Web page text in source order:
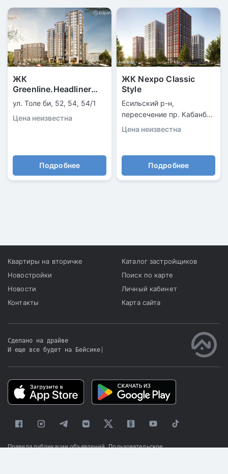
ЖК
Greenline.Headliner
Exclusive
ул. Толе би, 52, 54, 54/1
Цена неизвестна
Подробнее
ЖК Nexpo Classic
Style
Есильский р-н,
пересечение пр. Кабанбай
батыра и ул. Т. Рыскулова
Цена неизвестна
Подробнее
Квартиры на вторичке
Новостройки
Новости
Контакты
Каталог застройщиков
Поиск по карте
Личный кабинет
Карта сайта
Сделано на драйве
И еще все будет на Бейсике
Правила публикации объявлений Пользовательское